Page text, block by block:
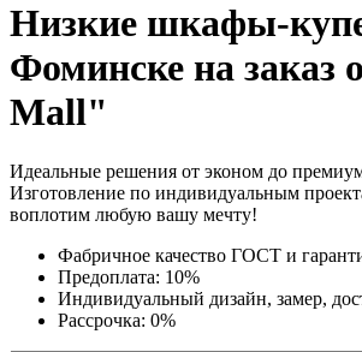
Низкие шкафы-
Фоминске на заказ
Mall"
Идеальные решения от эконом до
Изготовление по индивидуальным
воплотим любую вашу мечту!
Фабричное качество ГОСТ и
Предоплата: 10%
Индивидуальный дизайн, замер,
Рассрочка: 0%